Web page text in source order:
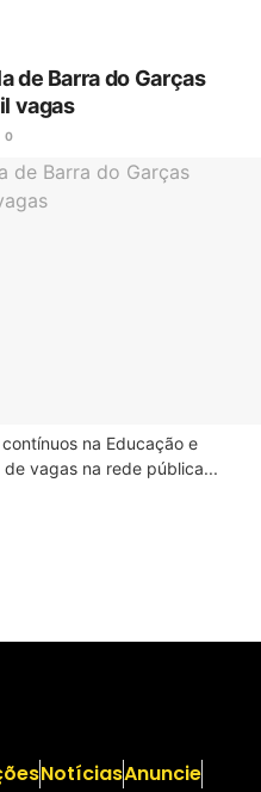
de Barra do Garças
vagas
0
na Educação e
vagas na rede pública...
NotíciasAnuncie